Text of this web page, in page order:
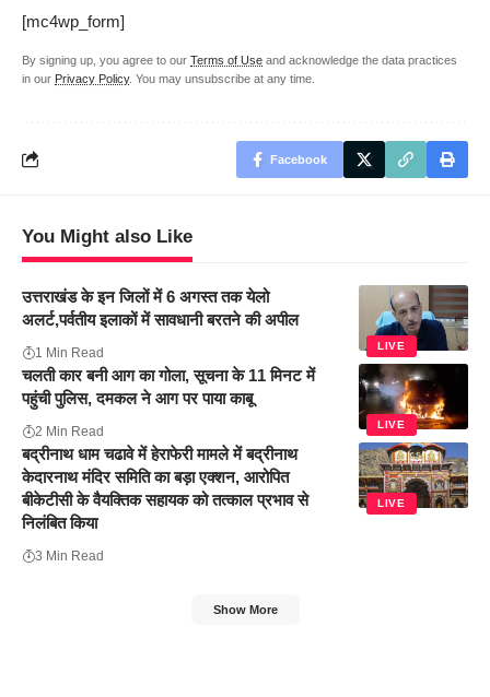
[mc4wp_form]
By signing up, you agree to our Terms of Use and acknowledge the data practices
in our Privacy Policy. You may unsubscribe at any time.
Facebook
You Might also Like
LIVE
उत्तराखंड के इन जिलों में 6 अगस्त तक येलो
अलर्ट,पर्वतीय इलाकों में सावधानी बरतने की अपील
1 Min Read
LIVE
चलती कार बनी आग का गोला, सूचना के 11 मिनट में
पहुंची पुलिस, दमकल ने आग पर पाया काबू
2 Min Read
LIVE
बद्रीनाथ धाम चढावे में हेराफेरी मामले में बद्रीनाथ
केदारनाथ मंदिर समिति का बड़ा एक्शन, आरोपित
बीकेटीसी के वैयक्तिक सहायक को तत्काल प्रभाव से
निलंबित किया
3 Min Read
Show More